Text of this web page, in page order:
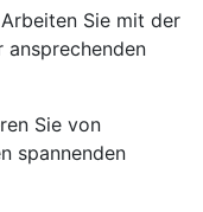
Arbeiten Sie mit der
ansprechenden
Sie von
spannenden